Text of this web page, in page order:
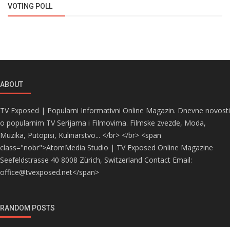
VOTING POLL
ABOUT
TV Exposed | Popularni Informativni Online Magazin. Dnevne novosti
o popularnim TV Serijama i Filmovima. Filmske zvezde, Moda,
Muzika, Putopisi, Kulinarstvo... </br> </br> <span
class="nobr">AtomMedia Studio | TV Exposed Online Magazine
Seefeldstrasse 40 8008 Zürich, Switzerland Contact Email:
office@tvexposed.net</span>
RANDOM POSTS